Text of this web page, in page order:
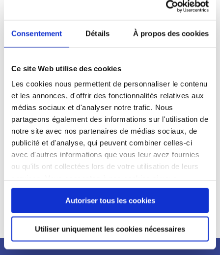
Consentement Détails À propos des cookies
Ce site Web utilise des cookies
Les cookies nous permettent de personnaliser le contenu
et les annonces, d'offrir des fonctionnalités relatives aux
médias sociaux et d'analyser notre trafic. Nous
partageons également des informations sur l'utilisation de
notre site avec nos partenaires de médias sociaux, de
publicité et d'analyse, qui peuvent combiner celles-ci
avec d'autres informations que vous leur avez fournies
ou qu'ils ont collectées lors de votre utilisation de leurs
continuez à utiliser notre site Web.
Autoriser tous les cookies
Utiliser uniquement les cookies nécessaires
Profil du
candidat
Qualifications et diplômes :
Profil recherché :
Expérience :
Processus
de
recrutement